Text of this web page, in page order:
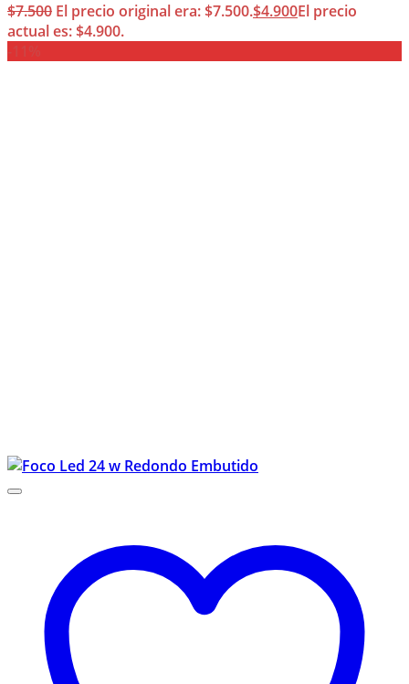
$7.500 El precio original era: $7.500.$4.900El precio
actual es: $4.900.